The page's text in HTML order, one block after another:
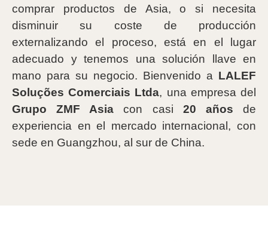
comprar productos de Asia, o si necesita
disminuir su coste de producción
externalizando el proceso, está en el lugar
adecuado y tenemos una solución llave en
mano para su negocio. Bienvenido a LALEF
Soluções Comerciais Ltda, una empresa del
Grupo ZMF Asia con casi 20 años de
experiencia en el mercado internacional, con
sede en Guangzhou, al sur de China.